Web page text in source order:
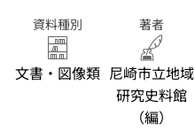
資料種別
文書・図像類
著者
尼崎市立地域
研究史料館
（編）